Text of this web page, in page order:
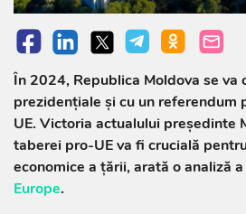
În 2024, Republica Moldova se va
prezidențiale și cu un referendum
UE. Victoria actualului președinte
taberei pro-UE va fi crucială
economice a țării, arată o analiză
Europe.